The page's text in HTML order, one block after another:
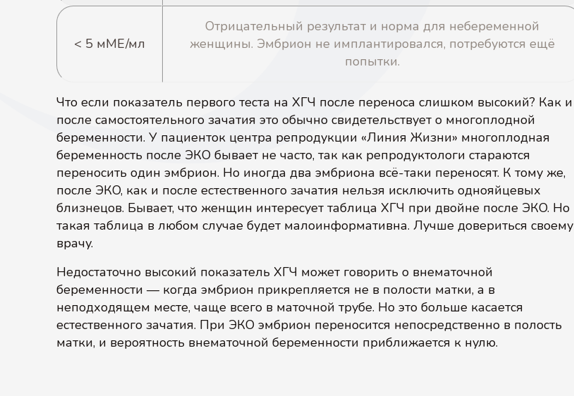
< 5 мМЕ/мл
Отрицательный результат и норма для небеременной
женщины. Эмбрион не имплантировался, потребуются ещё
попытки.
Что если показатель первого теста на ХГЧ после переноса слишком высокий? Как и
после самостоятельного зачатия это обычно свидетельствует о многоплодной
беременности. У пациенток центра репродукции «Линия Жизни» многоплодная
беременность после ЭКО бывает не часто, так как репродуктологи стараются
переносить один эмбрион. Но иногда два эмбриона всё-таки переносят. К тому же,
после ЭКО, как и после естественного зачатия нельзя исключить однояйцевых
близнецов. Бывает, что женщин интересует таблица ХГЧ при двойне после ЭКО. Но
такая таблица в любом случае будет малоинформативна. Лучше довериться своему
врачу.
Недостаточно высокий показатель ХГЧ может говорить о внематочной
беременности — когда эмбрион прикрепляется не в полости матки, а в
неподходящем месте, чаще всего в маточной трубе. Но это больше касается
естественного зачатия. При ЭКО эмбрион переносится непосредственно в полость
матки, и вероятность внематочной беременности приближается к нулю.